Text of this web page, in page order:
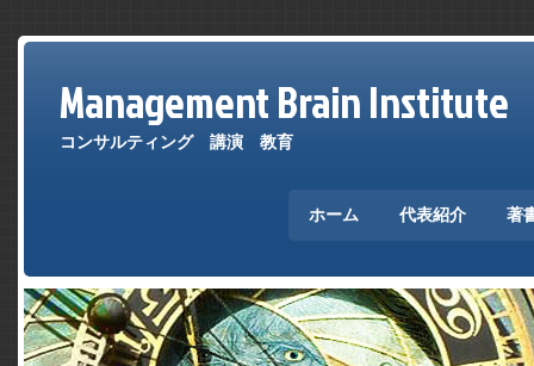
Management Brain Institute
コンサルティング 講演 教育
ホーム 代表紹介 著